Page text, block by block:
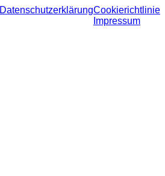
DatenschutzerklärungCookierichtlinie
Impressum